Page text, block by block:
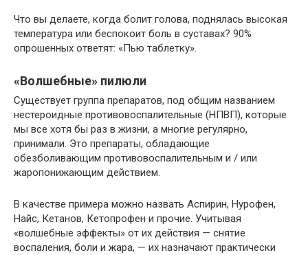
Что вы делаете, когда болит голова, поднялась высокая
температура или беспокоит боль в суставах? 90%
опрошенных ответят: «Пью таблетку».
«Волшебные» пилюли
Существует группа препаратов, под общим названием
нестероидные противовоспалительные (НПВП), которые
мы все хотя бы раз в жизни, а многие регулярно,
принимали. Это препараты, обладающие
обезболивающим противовоспалительным и / или
жаропонижающим действием.
В качестве примера можно назвать Аспирин, Нурофен,
Найс, Кетанов, Кетопрофен и прочие. Учитывая
«волшебные эффекты» от их действия — снятие
воспаления, боли и жара, — их назначают практически